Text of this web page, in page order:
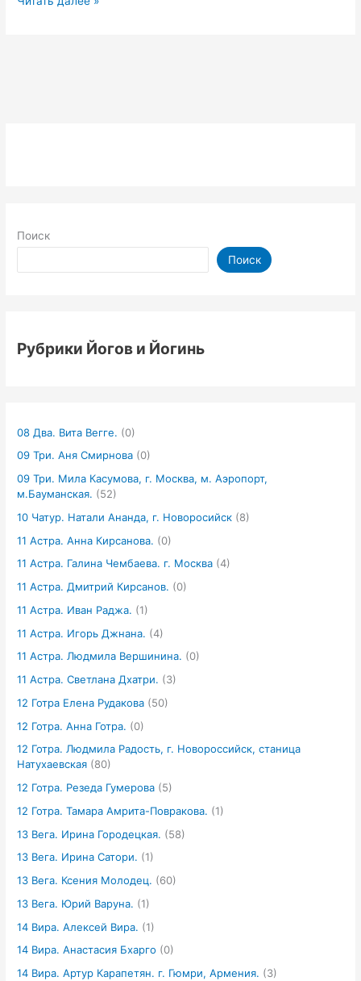
Поиск
Поиск
Рубрики Йогов и Йогинь
08 Два. Вита Вегге. (0)
09 Три. Аня Смирнова (0)
09 Три. Мила Касумова, г. Москва, м. Аэропорт,
м.Бауманская. (52)
10 Чатур. Натали Ананда, г. Новоросийск (8)
11 Астра. Анна Кирсанова. (0)
11 Астра. Галина Чембаева. г. Москва (4)
11 Астра. Дмитрий Кирсанов. (0)
11 Астра. Иван Раджа. (1)
11 Астра. Игорь Джнана. (4)
11 Астра. Людмила Вершинина. (0)
11 Астра. Светлана Дхатри. (3)
12 Готра Елена Рудакова (50)
12 Готра. Анна Готра. (0)
12 Готра. Людмила Радость, г. Новороссийск, станица
Натухаевская (80)
12 Готра. Резеда Гумерова (5)
12 Готра. Тамара Амрита-Повракова. (1)
13 Вега. Ирина Городецкая. (58)
13 Вега. Ирина Сатори. (1)
13 Вега. Ксения Молодец. (60)
13 Вега. Юрий Варуна. (1)
14 Вира. Алексей Вира. (1)
14 Вира. Анастасия Бхарго (0)
14 Вира. Артур Карапетян. г. Гюмри, Армения. (3)